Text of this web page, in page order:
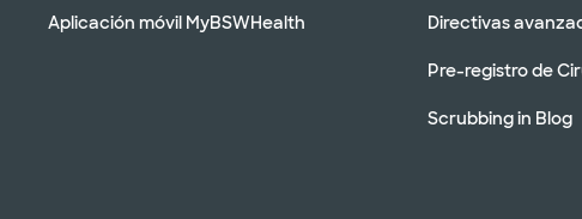
Aplicación móvil MyBSWHealth Directivas
Pre-registro de
Scrubbing in Blog